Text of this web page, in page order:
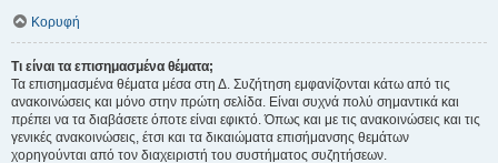
Κορυφή
Τι είναι τα επισημασμένα θέματα;
Τα επισημασμένα θέματα μέσα στη Δ. Συζήτηση εμφανίζονται κάτω από τις
ανακοινώσεις και μόνο στην πρώτη σελίδα. Είναι συχνά πολύ σημαντικά και
πρέπει να τα διαβάσετε όποτε είναι εφικτό. Όπως και με τις ανακοινώσεις και τις
γενικές ανακοινώσεις, έτσι και τα δικαιώματα επισήμανσης θεμάτων
χορηγούνται από τον διαχειριστή του συστήματος συζητήσεων.